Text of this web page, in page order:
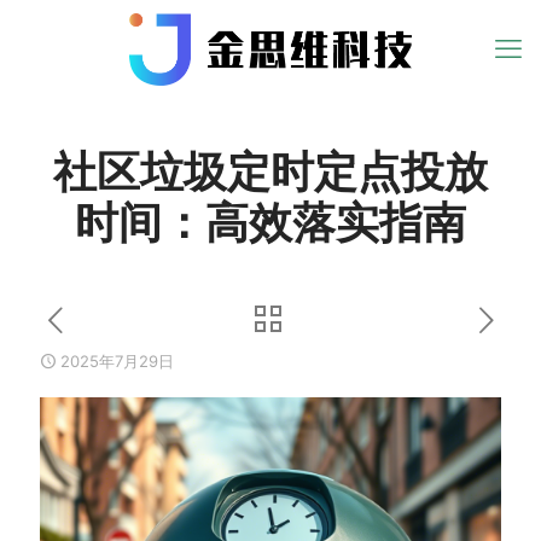
社区垃圾定时定点投放
时间：高效落实指南
2025年7月29日